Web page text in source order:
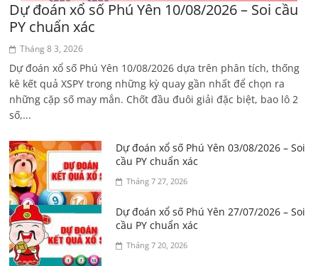
Dự đoán xổ số Phú Yên 10/08/2026 – Soi cầu
PY chuẩn xác
Tháng 8 3, 2026
Dự đoán xổ số Phú Yên 10/08/2026 dựa trên phân tích, thống
kê kết quả XSPY trong những kỳ quay gần nhất để chọn ra
những cặp số may mắn. Chốt đầu đuôi giải đặc biệt, bao lô 2
số,...
Dự đoán xổ số Phú Yên 03/08/2026 – Soi
cầu PY chuẩn xác
Tháng 7 27, 2026
Dự đoán xổ số Phú Yên 27/07/2026 – Soi
cầu PY chuẩn xác
Tháng 7 20, 2026